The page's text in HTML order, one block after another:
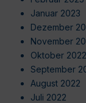
Januar 2023
Dezember
November
Oktober 2022
September
August 2022
Juli 2022